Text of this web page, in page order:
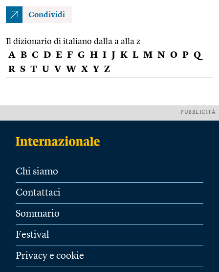
Condividi
Il dizionario di italiano dalla a alla z
A B C D E F G H I J K L M N O P Q
R S T U V W X Y Z
PUBBLICITÀ
Chi siamo
Contattaci
Sommario
Festival
Privacy e cookie